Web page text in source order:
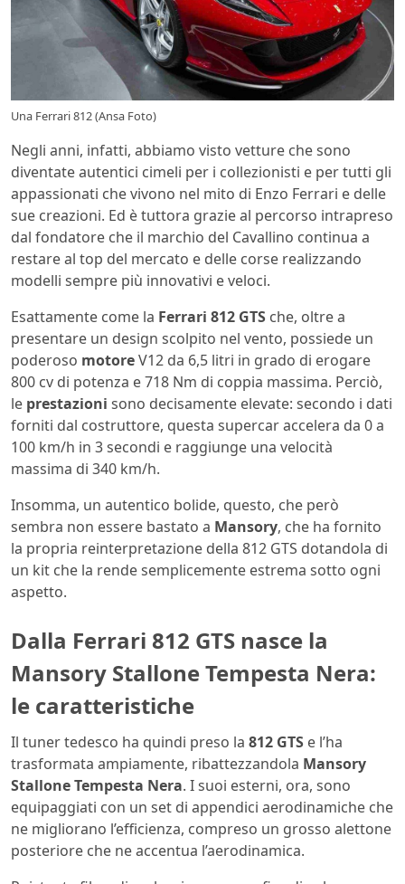
Una Ferrari 812 (Ansa Foto)
Negli anni, infatti, abbiamo visto vetture che sono
diventate autentici cimeli per i collezionisti e per tutti gli
appassionati che vivono nel mito di Enzo Ferrari e delle
sue creazioni. Ed è tuttora grazie al percorso intrapreso
dal fondatore che il marchio del Cavallino continua a
restare al top del mercato e delle corse realizzando
modelli sempre più innovativi e veloci.
Esattamente come la Ferrari 812 GTS che, oltre a
presentare un design scolpito nel vento, possiede un
poderoso motoreV12 da 6,5 litri in grado di erogare
800 cv di potenza e 718 Nm di coppia massima. Perciò,
le prestazioni sono decisamente elevate: secondo i dati
forniti dal costruttore, questa supercar accelera da 0 a
100 km/h in 3 secondi e raggiunge una velocità
massima di 340 km/h.
Insomma, un autentico bolide, questo, che però
sembra non essere bastato a Mansory, che ha fornito
la propria reinterpretazione della 812 GTS dotandola di
un kit che la rende semplicemente estrema sotto ogni
aspetto.
Dalla Ferrari 812 GTS nasce la
Mansory Stallone Tempesta Nera:
le caratteristiche
Il tuner tedesco ha quindi preso la 812 GTS e l’ha
trasformata ampiamente, ribattezzandola Mansory
Stallone Tempesta Nera. I suoi esterni, ora, sono
equipaggiati con un set di appendici aerodinamiche che
ne migliorano l’efficienza, compreso un grosso alettone
posteriore che ne accentua l’aerodinamica.